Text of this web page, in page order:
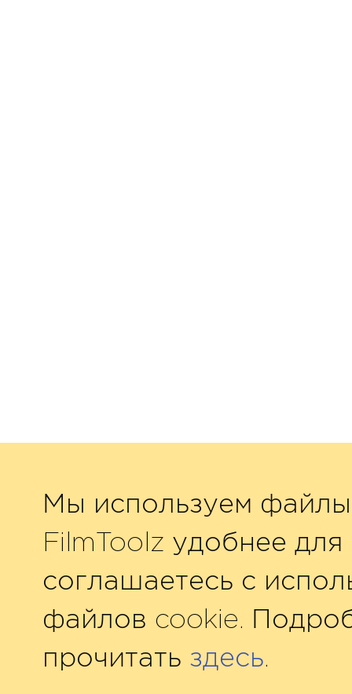
Мы используем файлы
FilmToolz удобнее
соглашаетесь с
файлов cookie.
прочитать здесь.